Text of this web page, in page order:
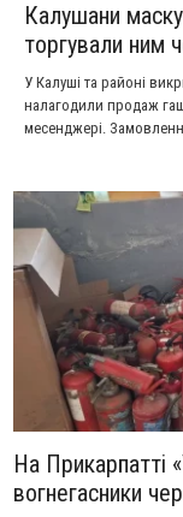
Калушани
торгували ним
У Калуші та районі
налагодили продаж
месенджері.
На Прикарпатті
вогнегасники